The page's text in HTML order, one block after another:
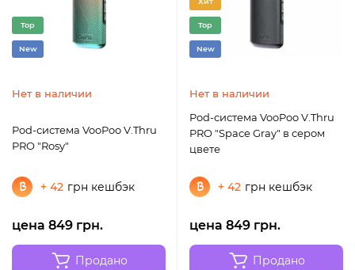
Top
New
Нет в наличии
Pod-система VooPoo V.Thru
PRO "Rosy"
+ 42 грн кешбэк
цена 849 грн.
Продано
Top
New
Нет в наличии
Pod-система VooPoo V.Thru
PRO "Space Gray" в сером
цвете
+ 42 грн кешбэк
цена 849 грн.
Продано